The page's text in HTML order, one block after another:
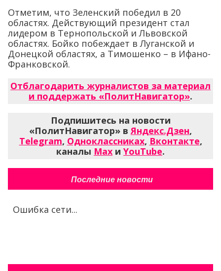
Отметим, что Зеленский победил в 20
областях. Действующий президент стал
лидером в Тернопольской и Львовской
областях. Бойко побеждает в Луганской и
Донецкой областях, а Тимошенко – в Ифано-
Франковской.
Отблагодарить журналистов за материал
и поддержать «ПолитНавигатор».
Подпишитесь на новости
«ПолитНавигатор» вЯндекс.Дзен,
Telegram, Одноклассниках, Вконтакте,
каналы Max и YouTube.
Последние новости
Ошибка сети...